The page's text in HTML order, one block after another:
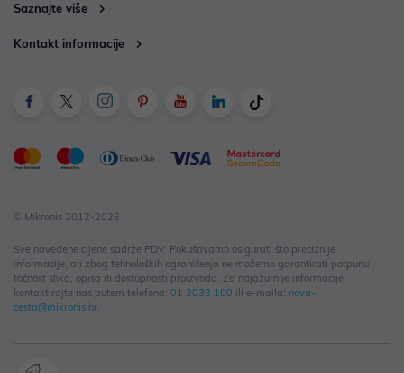
Saznajte više
Kontakt informacije
© Mikronis 2012-2026
Sve navedene cijene sadrže PDV. Pokušavamo osigurati što preciznije
informacije, ali zbog tehnoloških ograničenja ne možemo garantirati potpunu
točnost slika, opisa ili dostupnosti proizvoda. Za najažurnije informacije
kontaktirajte nas putem telefona: 01 3033 100 ili e-maila: nova-
cesta@mikronis.hr.